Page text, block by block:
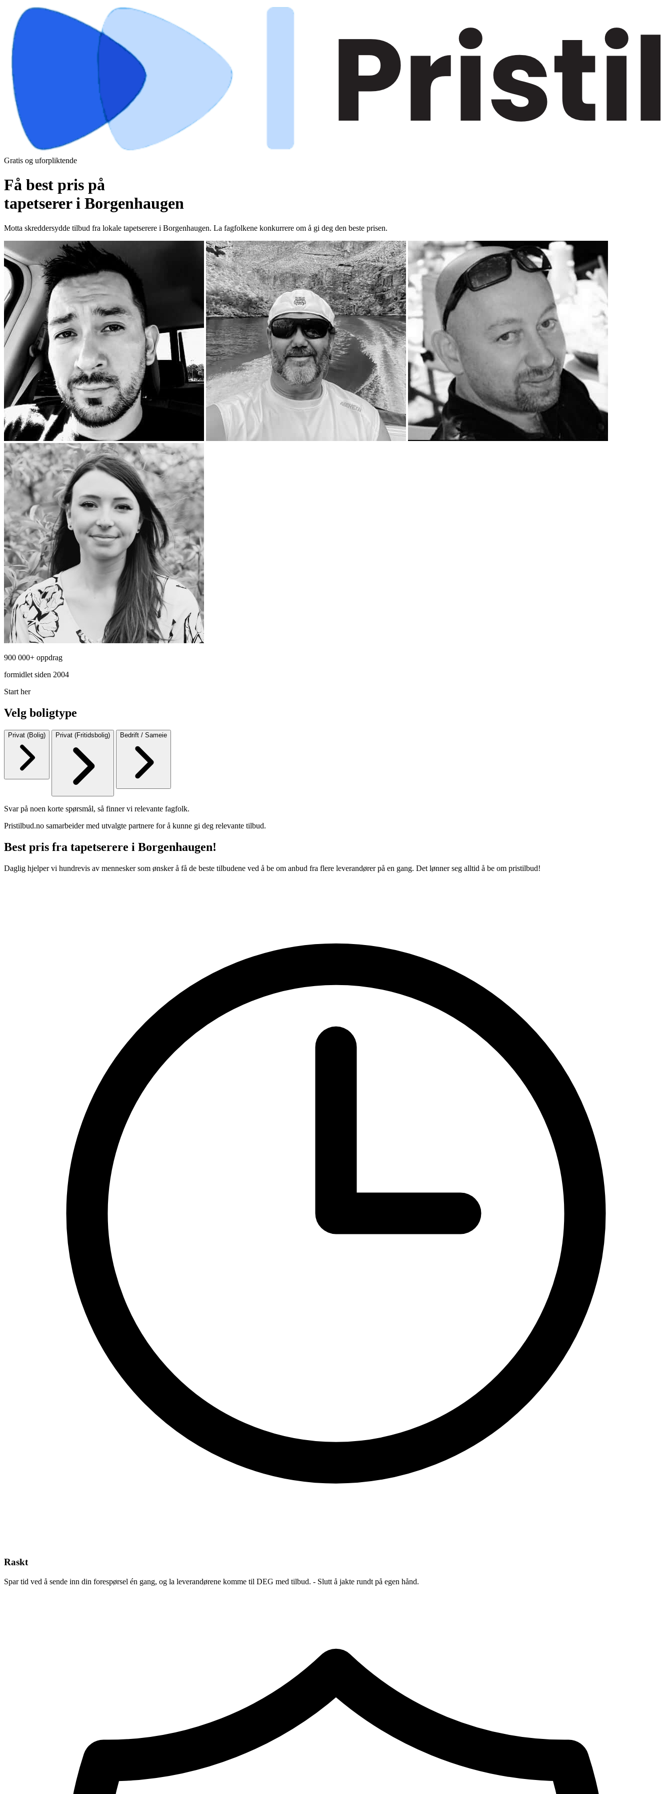
Gratis og uforpliktende
Få best pris på
tapetserer i Borgenhaugen
Motta skreddersydde tilbud fra lokale tapetserere i Borgenhaugen. La fagfolkene konkurrere om å gi deg den beste prisen.
900 000+ oppdrag
formidlet siden 2004
Start her
Velg boligtype
Privat (Bolig) Privat (Fritidsbolig) Bedrift / Sameie
Svar på noen korte spørsmål, så finner vi relevante fagfolk.
Pristilbud.no samarbeider med utvalgte partnere for å kunne gi deg relevante tilbud.
Best pris fra tapetserere i Borgenhaugen!
Daglig hjelper vi hundrevis av mennesker som ønsker å få de beste tilbudene ved å be om anbud fra flere leverandører på en gang. Det lønner seg alltid å be om pristilbud!
Raskt
Spar tid ved å sende inn din forespørsel én gang, og la leverandørene komme til DEG med tilbud. - Slutt å jakte rundt på egen hånd.